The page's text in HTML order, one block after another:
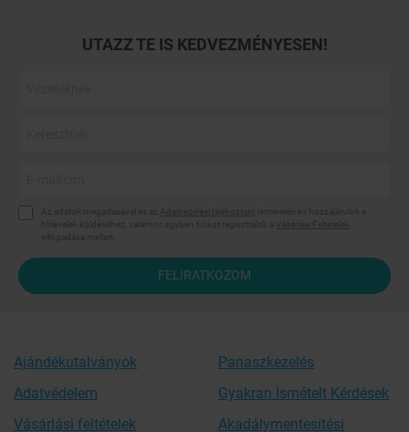
UTAZZ TE IS KEDVEZMÉNYESEN!
FELIRATKOZOM
Ajándékutalványok
Adatvédelem
Vásárlási feltételek
Panaszkezelés
Gyakran Ismételt Kérdések
Akadálymentesítési